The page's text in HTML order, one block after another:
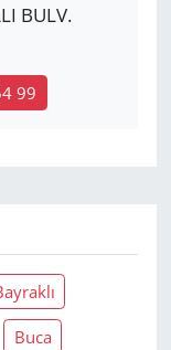
BULV.
99
Buca